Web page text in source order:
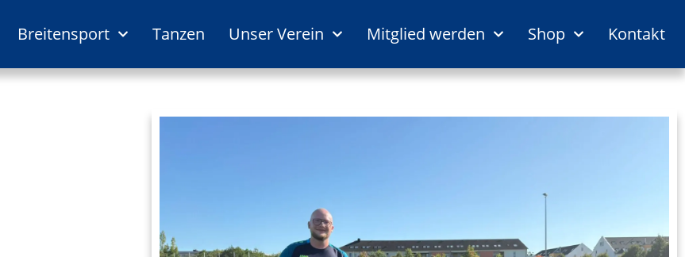
Breitensport Tanzen Unser Verein Mitglied werden Shop Kontakt